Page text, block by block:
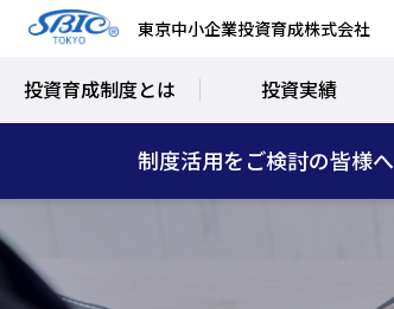
東京中小企業投資育成株式会社
投資育成制度とは 投資実績
制度活用をご検討の皆様へ